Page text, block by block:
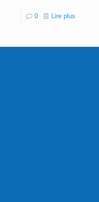
0 Lire plus